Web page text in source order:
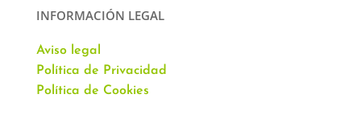
INFORMACIÓN LEGAL
Aviso legal
Política de Privacidad
Política de Cookies